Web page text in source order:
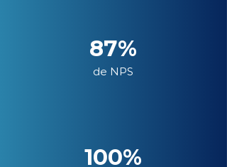
87%
de NPS
100%